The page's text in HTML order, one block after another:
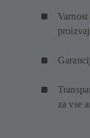
za vse